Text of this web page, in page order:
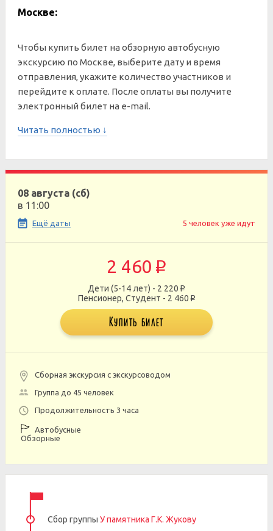
Москве:
Чтобы купить билет на обзорную автобусную
экскурсию по Москве, выберите дату и время
отправления, укажите количество участников и
перейдите к оплате. После оплаты вы получите
электронный билет на e-mail.
Читать полностью ↓
08 августа (сб)
в 11:00
Ещё даты 5 человек уже идут
2 460 p
Дети (5-14 лет) - 2 220 p
Пенсионер, Студент - 2 460 p
Купить билет
Сборная экскурсия с экскурсоводом
Группа до 45 человек
Продолжительность 3 часа
Автобусные
Обзорные
Сбор группы У памятника Г.К. Жукову